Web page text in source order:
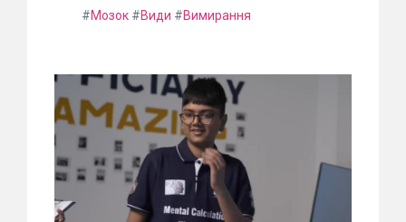
#Мозок #Види #Вимирання